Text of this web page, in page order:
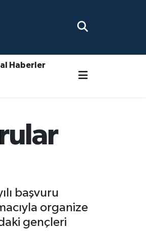
Haberler
başvuru
organize
gençleri